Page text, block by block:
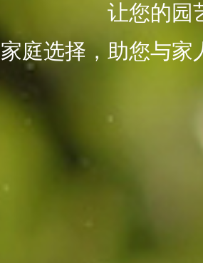
让您的园
庭选择，助您与家